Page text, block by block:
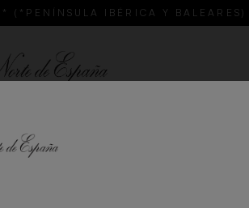
(*PENÍNSULA IBÉRICA Y BALEARES)